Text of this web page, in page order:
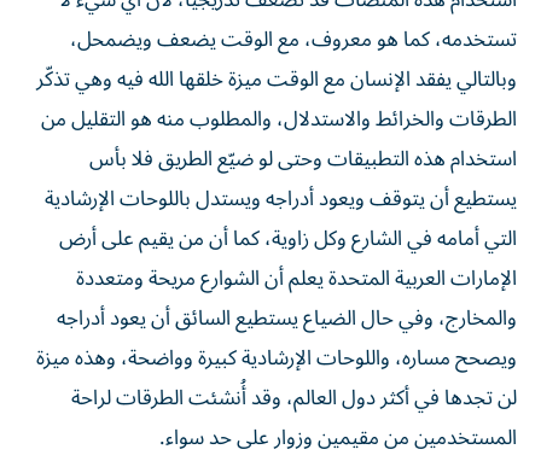
تستخدمه، كما هو معروف، مع الوقت يضعف ويضمحل،
وبالتالي يفقد الإنسان مع الوقت ميزة خلقها الله فيه وهي تذكّر
الطرقات والخرائط والاستدلال، والمطلوب منه هو التقليل من
استخدام هذه التطبيقات وحتى لو ضيّع الطريق فلا بأس
يستطيع أن يتوقف ويعود أدراجه ويستدل باللوحات الإرشادية
التي أمامه في الشارع وكل زاوية، كما أن من يقيم على أرض
الإمارات العربية المتحدة يعلم أن الشوارع مريحة ومتعددة
والمخارج، وفي حال الضياع يستطيع السائق أن يعود أدراجه
ويصحح مساره، واللوحات الإرشادية كبيرة وواضحة، وهذه ميزة
لن تجدها في أكثر دول العالم، وقد أُنشئت الطرقات لراحة
المستخدمين من مقيمين وزوار على حد سواء.